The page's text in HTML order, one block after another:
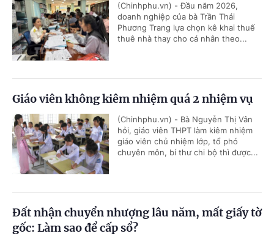
(Chinhphu.vn) - Đầu năm 2026,
doanh nghiệp của bà Trần Thái
Phương Trang lựa chọn kê khai thuế
thuê nhà thay cho cá nhân theo...
Giáo viên không kiêm nhiệm quá 2 nhiệm vụ
(Chinhphu.vn) - Bà Nguyễn Thị Vân
hỏi, giáo viên THPT làm kiêm nhiệm
giáo viên chủ nhiệm lớp, tổ phó
chuyên môn, bí thư chi bộ thì được...
Đất nhận chuyển nhượng lâu năm, mất giấy tờ
gốc: Làm sao để cấp sổ?